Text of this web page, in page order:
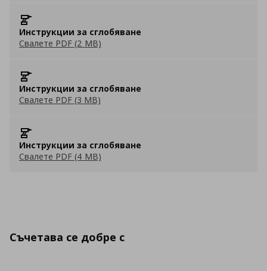
Инструкции за сглобяване
Свалете PDF (2 MB)
Инструкции за сглобяване
Свалете PDF (3 MB)
Инструкции за сглобяване
Свалете PDF (4 MB)
Съчетава се добре с